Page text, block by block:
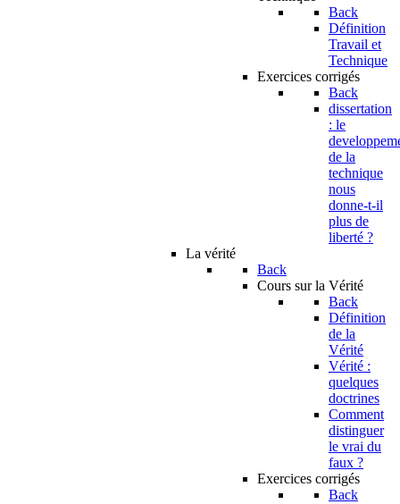
Back
Définition
Travail et
Technique
Exercices corrigés
Back
dissertation
: le
de la
technique
nous
donne-t-il
plus de
liberté ?
La vérité
Back
Cours sur la Vérité
Back
Définition
de la
Vérité
Vérité :
quelques
doctrines
Comment
distinguer
le vrai du
faux ?
Exercices corrigés
Back